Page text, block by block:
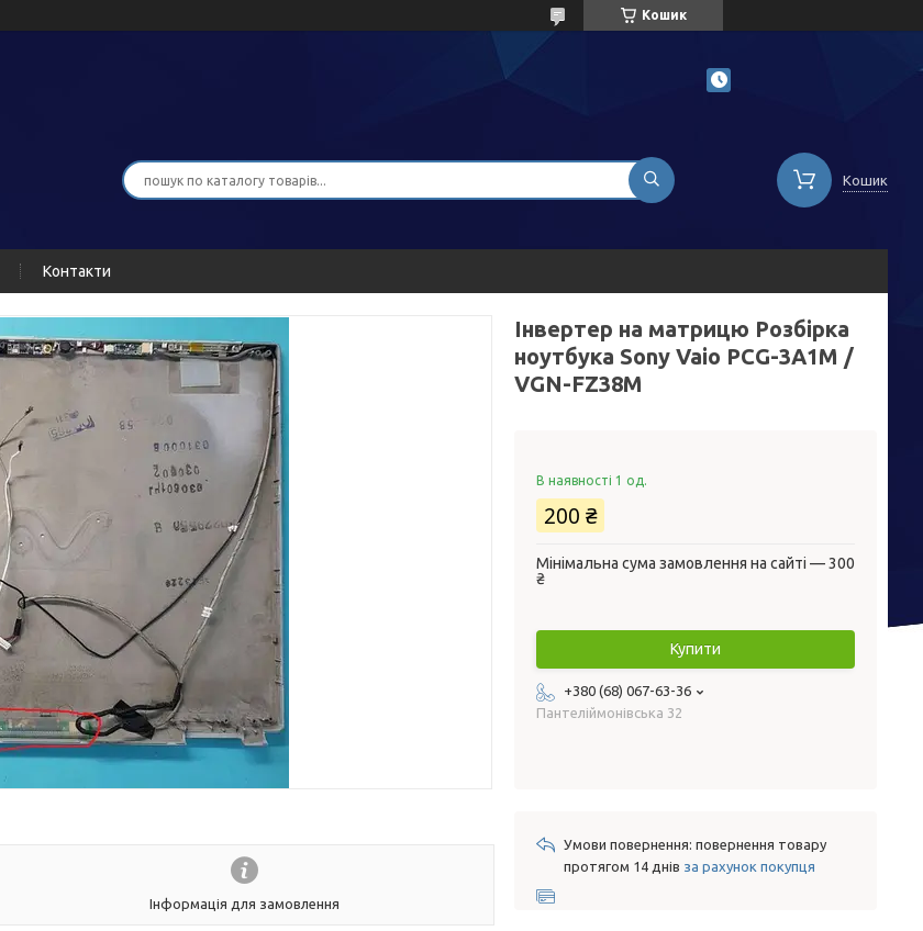
Кошик
Кошик
Контакти
Інформація для замовлення
Інвертер на матрицю Розбірка
ноутбука Sony Vaio PCG-3A1M /
VGN-FZ38M
В наявності 1 од.
200 ₴
Мінімальна сума замовлення на сайті — 300
₴
Купити
+380 (68) 067-63-36
Пантеліймонівська 32
повернення товару
протягом 14 днів за рахунок покупця